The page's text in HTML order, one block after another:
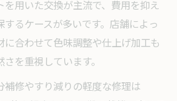
を用いた交換が主流で、費用を抑え
るケースが多いです。店舗によっ
に合わせて色味調整や仕上げ加工も
を重視しています。
補修やすり減りの軽度な修理は